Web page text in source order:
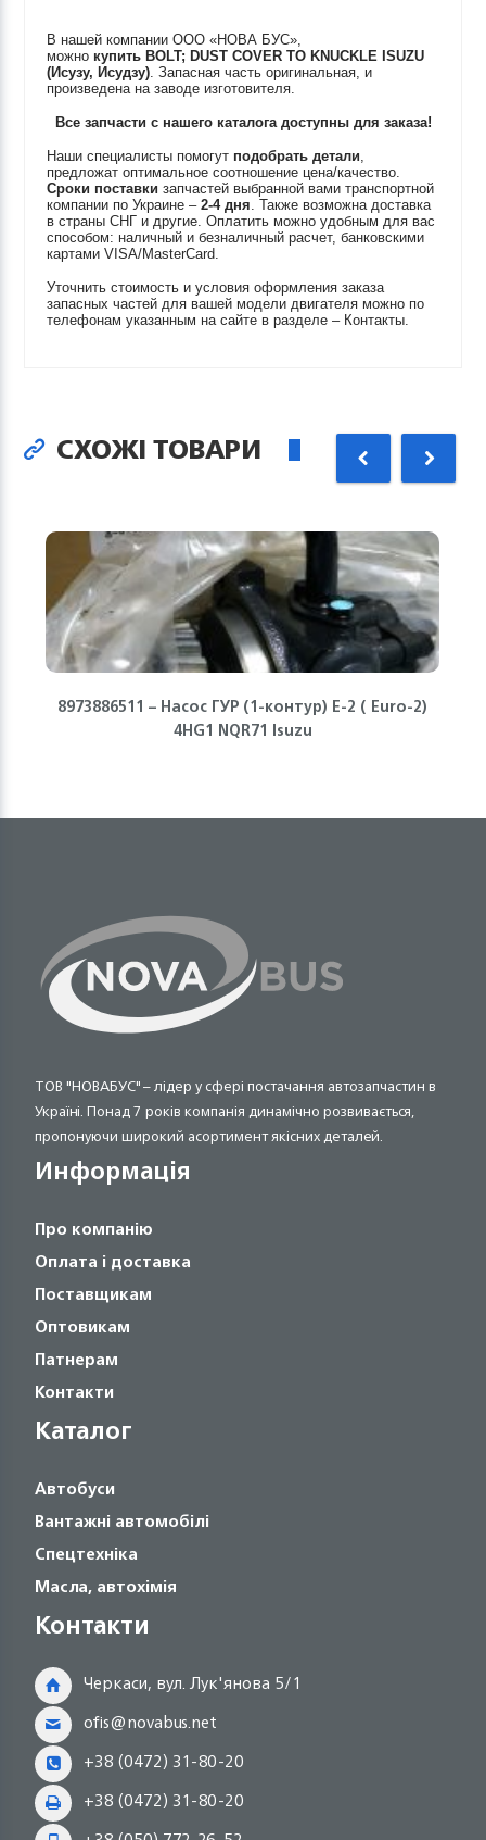
В нашей компании ООО «НОВА БУС»,
можно купить BOLT; DUST COVER TO KNUCKLE ISUZU
(Исузу, Исудзу). Запасная часть оригинальная, и
произведена на заводе изготовителя.
Все запчасти с нашего каталога доступны для заказа!
Наши специалисты помогут подобрать детали,
предложат оптимальное соотношение цена/качество.
Сроки поставки запчастей выбранной вами транспортной
компании по Украине –2-4 дня. Также возможна доставка
в страны СНГ и другие. Оплатить можно удобным для вас
способом: наличный и безналичный расчет, банковскими
картами VISA/MasterCard.
Уточнить стоимость и условия оформления заказа
запасных частей для вашей модели двигателя можно по
телефонам указанным на сайте в разделе – Контакты.
СХОЖІ ТОВАРИ
8973886511 – Насос ГУР (1-контур) Е-2 ( Euro-2)
4HG1 NQR71 Isuzu
ТОВ "НОВАБУС" – лідер у сфері постачання автозапчастин в
Україні. Понад 7 років компанія динамічно розвивається,
пропонуючи широкий асортимент якісних деталей.
Информація
Про компанію
Оплата і доставка
Поставщикам
Оптовикам
Патнерам
Контакти
Каталог
Автобуси
Вантажні автомобілі
Спецтехніка
Масла, автохімія
Контакти
Черкаси, вул. Лук'янова 5/1
ofis@novabus.net
+38 (0472) 31-80-20
+38 (0472) 31-80-20